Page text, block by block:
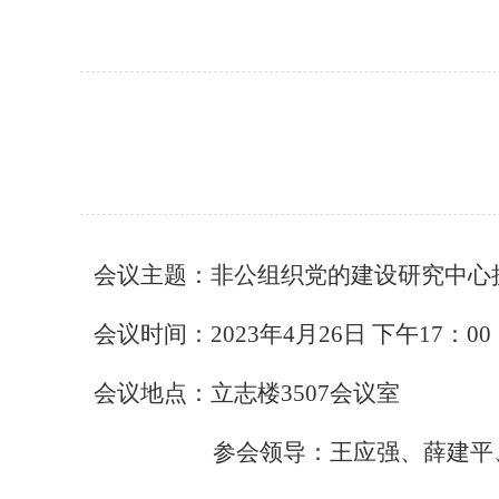
会议主题：非公组织党的建设研究中心
会议时间： 2023年4月26日 下午17：00
会议地点：立志楼3507会议室
参会领导：王应强、薛建